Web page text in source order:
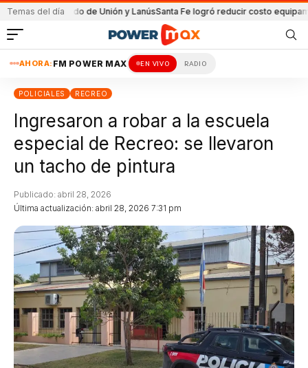
Temas del día
el partido de Unión y LanúsSanta Fe logró reducir costo equipamiento
AHORA: FM POWER MAX EN VIVO RADIO
POLICIALES RECREO
Ingresaron a robar a la escuela
especial de Recreo: se llevaron
un tacho de pintura
Última actualización: abril 28, 2026 7:31 pm
Publicado: abril 28, 2026